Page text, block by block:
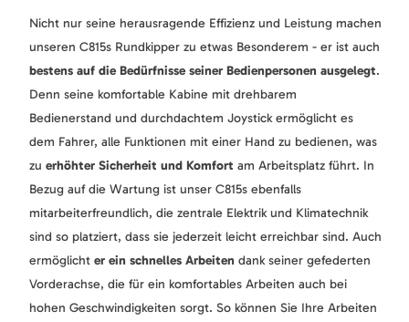
Nicht nur seine herausragende Effizienz und Leistung machen
unseren C815s Rundkipper zu etwas Besonderem - er ist auch
bestens auf die Bedürfnisse seiner Bedienpersonen ausgelegt.
Denn seine komfortable Kabine mit drehbarem
Bedienerstand und durchdachtem Joystick ermöglicht es
dem Fahrer, alle Funktionen mit einer Hand zu bedienen, was
zu erhöhter Sicherheit und Komfort am Arbeitsplatz führt. In
Bezug auf die Wartung ist unser C815s ebenfalls
mitarbeiterfreundlich, die zentrale Elektrik und Klimatechnik
sind so platziert, dass sie jederzeit leicht erreichbar sind. Auch
ermöglicht er ein schnelles Arbeiten dank seiner gefederten
Vorderachse, die für ein komfortables Arbeiten auch bei
hohen Geschwindigkeiten sorgt. So können Sie Ihre Arbeiten